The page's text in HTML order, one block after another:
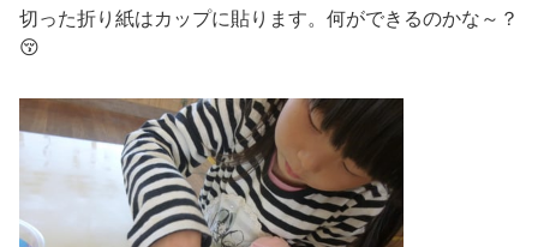
切った折り紙はカップに貼ります。何ができるのかな～？
😚